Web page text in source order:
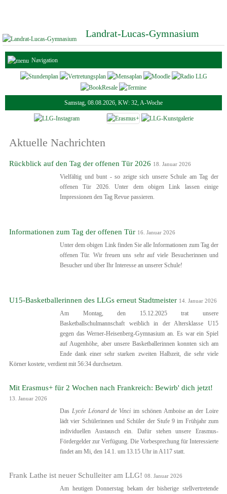
Landrat-Lucas-Gymnasium
Navigation
Samstag, 08.08.2026, KW: 32, A-Woche
Aktuelle Nachrichten
Rückblick auf den Tag der offenen Tür 2026 18. Januar 2026
Vielfältig und bunt - so zeigte sich unsere Schule am Tag der
offenen Tür 2026. Unter dem obigen Link lassen einige
Impressionen den Tag Revue passieren.
Informationen zum Tag der offenen Tür 16. Januar 2026
Unter dem obigen Link finden Sie alle Informationen zum Tag der
offenen Tür. Wir freuen uns sehr auf viele Besucherinnen und
Besucher und über Ihr Interesse an unserer Schule!
U15-Basketballerinnen des LLGs erneut Stadtmeister 14. Januar 2026
Am Montag, den 15.12.2025 trat unsere
Basketballschulmannschaft weiblich in der Altersklasse U15
gegen das Werner-Heisenberg-Gymnasium an. Es war ein Spiel
auf Augenhöhe, aber unsere Basketballerinnen konnten sich am
Ende dank einer sehr starken zweiten Halbzeit, die sehr viele
Körner kostete, verdient mit 56:34 durchsetzen.
Mit Erasmus+ für 2 Wochen nach Frankreich: Bewirb' dich jetzt!
13. Januar 2026
Das Lycée Léonard de Vinci im schönen Amboise an der Loire
lädt vier Schülerinnen und Schüler der Stufe 9 im Frühjahr zum
individuellen Austausch ein. Dafür stehen unsere Erasmus-
Fördergelder zur Verfügung. Die Vorbesprechung für Interessierte
findet am Mi, den 14.1. um 13.15 Uhr in A117 statt.
Frank Lathe ist neuer Schulleiter am LLG! 08. Januar 2026
Am heutigen Donnerstag bekam der bisherige stellvertretende